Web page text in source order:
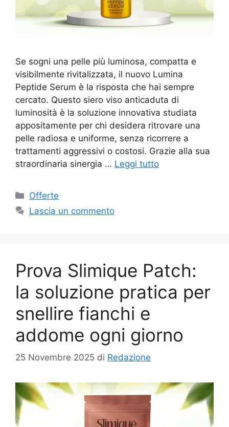
Se sogni una pelle più luminosa, compatta e
visibilmente rivitalizzata, il nuovo Lumina
Peptide Serum è la risposta che hai sempre
cercato. Questo siero viso anticaduta di
luminosità è la soluzione innovativa studiata
appositamente per chi desidera ritrovare una
pelle radiosa e uniforme, senza ricorrere a
trattamenti aggressivi o costosi. Grazie alla sua
straordinaria sinergia … Leggi tutto
Categorie
Offerte
Lascia un commento
Prova Slimique Patch:
la soluzione pratica per
snellire fianchi e
addome ogni giorno
25 Novembre 2025 di Redazione